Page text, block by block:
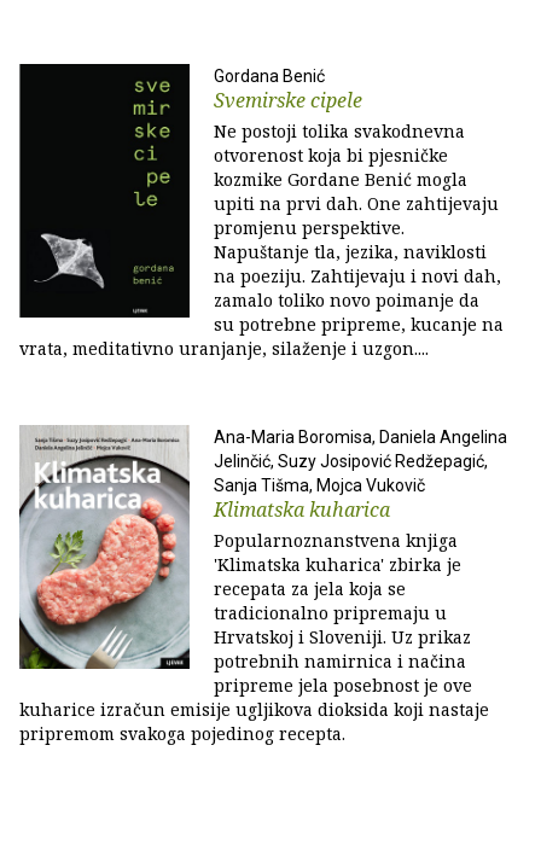
Gordana Benić
Svemirske cipele
Ne postoji tolika svakodnevna
otvorenost koja bi pjesničke
kozmike Gordane Benić mogla
upiti na prvi dah. One zahtijevaju
promjenu perspektive.
Napuštanje tla, jezika, naviklosti
na poeziju. Zahtijevaju i novi dah,
zamalo toliko novo poimanje da
su potrebne pripreme, kucanje na
vrata, meditativno uranjanje, silaženje i uzgon....
Ana-Maria Boromisa, Daniela Angelina
Jelinčić, Suzy Josipović Redžepagić,
Sanja Tišma, Mojca Vukovič
Klimatska kuharica
Popularnoznanstvena knjiga
'Klimatska kuharica' zbirka je
recepata za jela koja se
tradicionalno pripremaju u
Hrvatskoj i Sloveniji. Uz prikaz
potrebnih namirnica i načina
pripreme jela posebnost je ove
kuharice izračun emisije ugljikova dioksida koji nastaje
pripremom svakoga pojedinog recepta.